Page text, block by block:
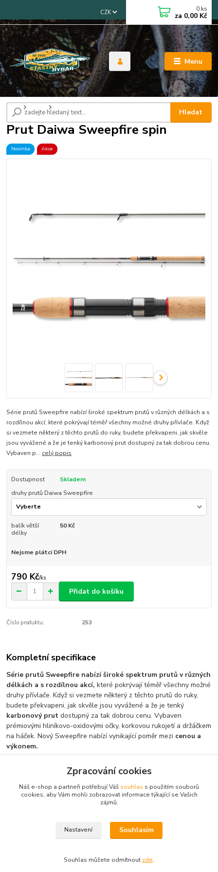
Menu
CZK
Hledat
0 ks
za 0,00 Kč
Úvod Pruty Prut Daiwa Sweepfire spin
Prut Daiwa Sweepfire spin
Novinka Akce
Série prutů Sweepfire nabízí široké spektrum prutů v různých délkách a s
rozdílnou akcí, které pokrývají téměř všechny možné druhy přívlače. Když
si vezmete některý z těchto prutů do ruky, budete překvapeni, jak skvěle
jsou vyvážené a že je tenký karbonový prut dostupný za tak dobrou cenu.
Vybaven p... celý popis
Dostupnost
Skladem
druhy prutů Daiwa Sweepfire
balík větší
délky
50 Kč
Nejsme plátci DPH
790 Kč/ks
Přidat do košíku
Číslo produktu: 253
Kompletní specifikace
Série prutů Sweepfire nabízí široké spektrum prutů v různých
délkách a s rozdílnou akcí, které pokrývají téměř všechny možné
druhy přívlače. Když si vezmete některý z těchto prutů do ruky,
budete překvapeni, jak skvěle jsou vyvážené a že je tenký
karbonový prut dostupný za tak dobrou cenu. Vybaven
prémiovými hliníkovo-oxidovými očky, korkovou rukojetí a držáčkem
na háček. Nový Sweepfire nabízí vynikající poměr mezi cenou a
výkonem.
Zboží zařazeno v kategoriích
Pruty
Zpracování cookies
Náš e-shop a partneři potřebují Váš souhlas s použitím souborů
cookies, aby Vám mohli zobrazovat informace týkající se Vašich
zájmů.
Nastavení Souhlasím
Souhlas můžete odmítnout zde.